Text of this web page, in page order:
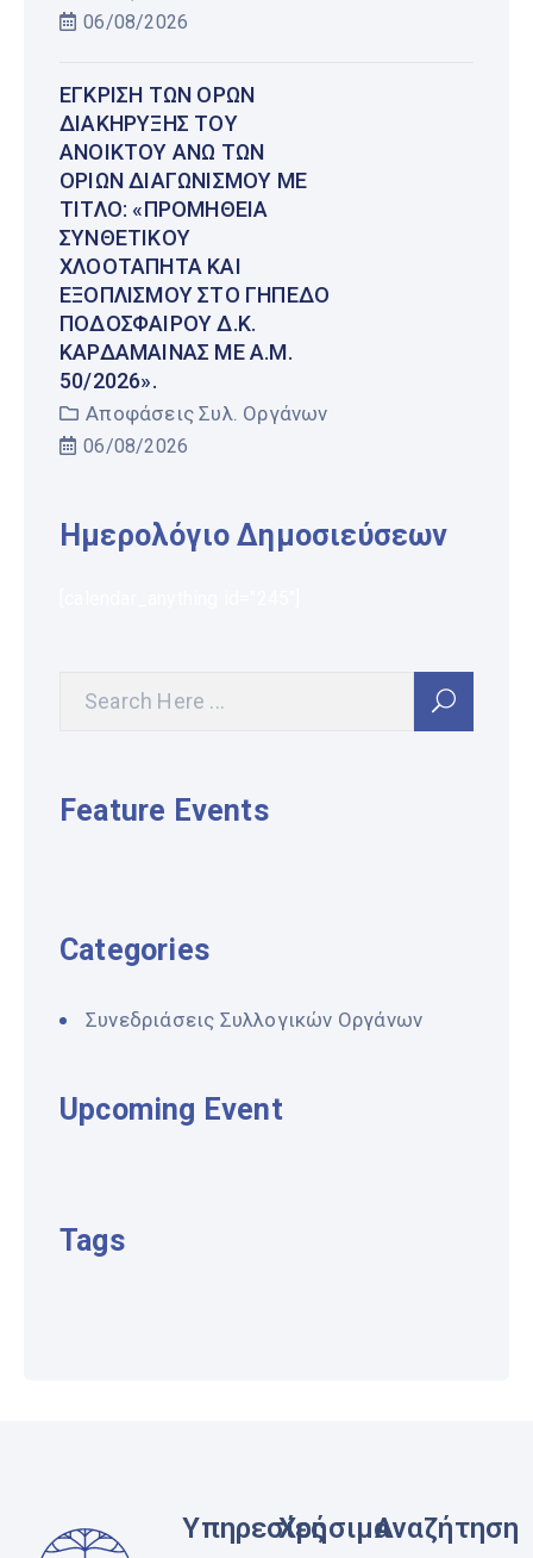
06/08/2026
ΈΓΚΡΙΣΗ ΤΩΝ ΌΡΩΝ
ΔΙΑΚΉΡΥΞΗΣ ΤΟΥ
ΑΝΟΙΚΤΟΎ ΆΝΩ ΤΩΝ
ΟΡΊΩΝ ΔΙΑΓΩΝΙΣΜΟΎ ΜΕ
ΤΊΤΛΟ: «ΠΡΟΜΉΘΕΙΑ
ΣΥΝΘΕΤΙΚΟΎ
ΧΛΟΟΤΆΠΗΤΑ ΚΑΙ
ΕΞΟΠΛΙΣΜΟΎ ΣΤΟ ΓΉΠΕΔΟ
ΠΟΔΟΣΦΑΊΡΟΥ Δ.Κ.
ΚΑΡΔΆΜΑΙΝΑΣ ΜΕ Α.Μ.
50/2026».
Αποφάσεις Συλ. Οργάνων
06/08/2026
Ημερολόγιο Δημοσιεύσεων
Feature Events
Categories
Συνεδριάσεις Συλλογικών Οργάνων
Upcoming Event
Tags
ΥπηρεσίεςΧρήσιμαΑναζήτηση